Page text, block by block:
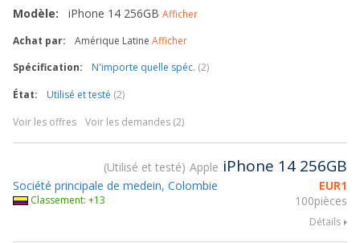
Modèle: iPhone 14 256GB Afficher
Achat par:
Amérique Latine Afficher
Spécification:
N'importe quelle spéc. (2)
État:
Utilisé et testé (2)
Voir les offres
Voir les demandes (2)
Utilisé et testé Apple iPhone 14 256GB
EUR1
100pièces
Société principale de medein, Colombie
Classement: +13
Détails